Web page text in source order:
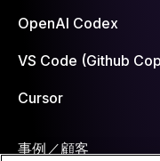
OpenAI Codex
VS Code (Github
Cursor
事例／顧客